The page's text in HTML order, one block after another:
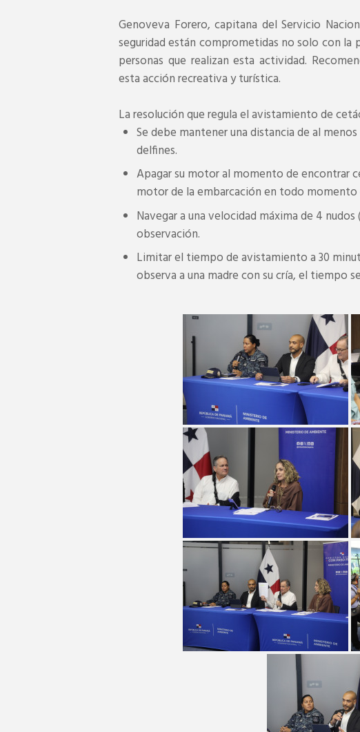
Genoveva Forero, capitana del Servicio
seguridad están comprometidas no solo con
personas que realizan esta actividad.
esta acción recreativa y turística.
La resolución que regula el avistamiento de
Se debe mantener una distancia de al
delfines.
Apagar su motor al momento de encontrar
motor de la embarcación en todo
Navegar a una velocidad máxima de 4
observación.
Limitar el tiempo de avistamiento a 30
observa a una madre con su cría, el tiempo